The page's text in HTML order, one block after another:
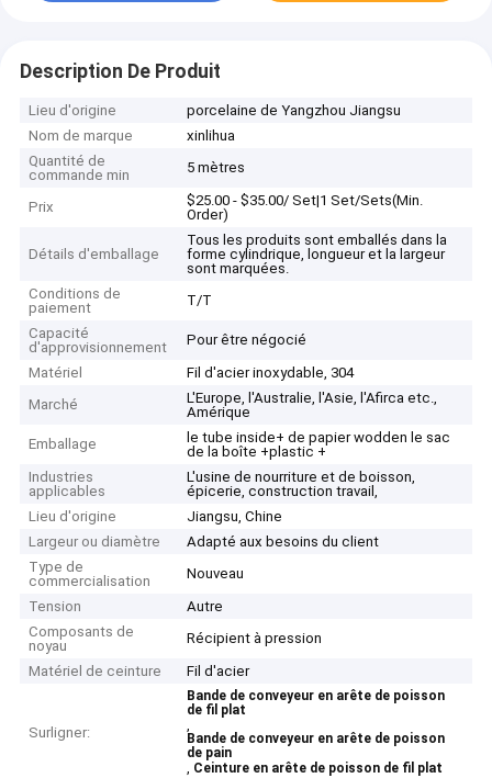
Description De Produit
Lieu d'origine
porcelaine de Yangzhou Jiangsu
Nom de marque
xinlihua
Quantité de
commande min
5 mètres
Prix
$25.00 - $35.00/ Set|1 Set/Sets(Min.
Order)
Détails d'emballage
Tous les produits sont emballés dans la
forme cylindrique, longueur et la largeur
sont marquées.
Conditions de
paiement
T/T
Capacité
d'approvisionnement
Pour être négocié
Matériel
Fil d'acier inoxydable, 304
Marché
L'Europe, l'Australie, l'Asie, l'Afirca etc.,
Amérique
Emballage
le tube inside+ de papier wodden le sac
de la boîte +plastic +
Industries
applicables
L'usine de nourriture et de boisson,
épicerie, construction travail,
Lieu d'origine
Jiangsu, Chine
Largeur ou diamètre
Adapté aux besoins du client
Type de
commercialisation
Nouveau
Tension
Autre
Composants de
noyau
Récipient à pression
Matériel de ceinture
Fil d'acier
Surligner:
Bande de conveyeur en arête de poisson
de fil plat
,
Bande de conveyeur en arête de poisson
de pain
, Ceinture en arête de poisson de fil plat